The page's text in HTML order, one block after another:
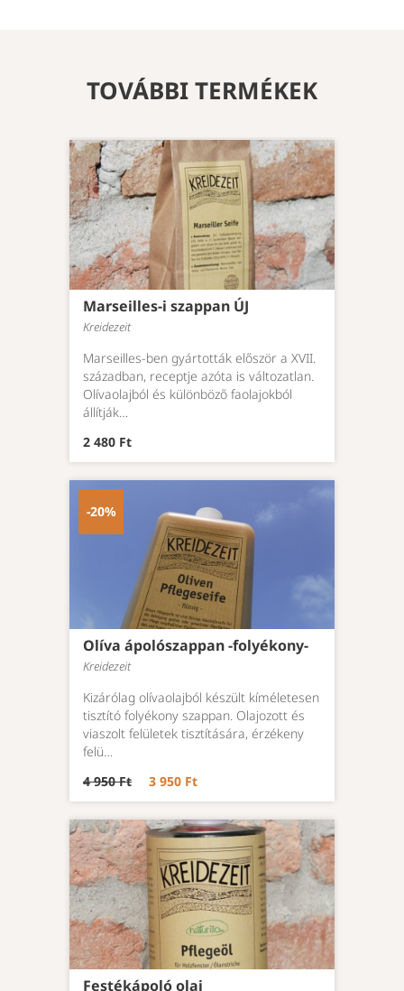
TOVÁBBI TERMÉKEK
Marseilles-i szappan ÚJ
Kreidezeit
Marseilles-ben gyártották először a XVII.
században, receptje azóta is változatlan.
Olívaolajból és különböző faolajokból
állítják…
2 480 Ft
-20%
Olíva ápolószappan -folyékony-
Kreidezeit
Kizárólag olívaolajból készült kíméletesen
tisztító folyékony szappan. Olajozott és
viaszolt felületek tisztítására, érzékeny
felü…
4 950 Ft
3 950 Ft
Festékápoló olaj